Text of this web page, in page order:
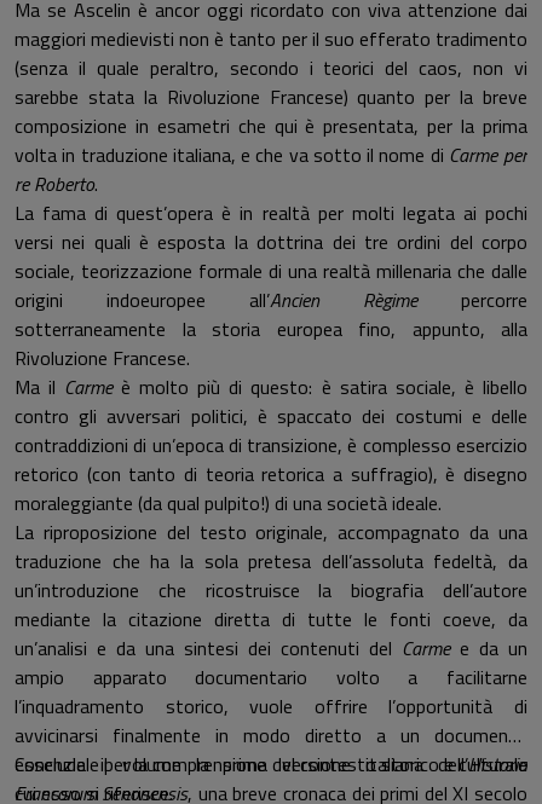
Ma se Ascelin è ancor oggi ricordato con viva attenzione dai
maggiori medievisti non è tanto per il suo efferato tradimento
(senza il quale peraltro, secondo i teorici del caos, non vi
sarebbe stata la Rivoluzione Francese) quanto per la breve
composizione in esametri che qui è presentata, per la prima
volta in traduzione italiana, e che va sotto il nome di Carme per
re Roberto.
La fama di quest’opera è in realtà per molti legata ai pochi
versi nei quali è esposta la dottrina dei tre ordini del corpo
sociale, teorizzazione formale di una realtà millenaria che dalle
origini indoeuropee all’Ancien Règime percorre
sotterraneamente la storia europea fino, appunto, alla
Rivoluzione Francese.
Ma il Carme è molto più di questo: è satira sociale, è libello
contro gli avversari politici, è spaccato dei costumi e delle
contraddizioni di un’epoca di transizione, è complesso esercizio
retorico (con tanto di teoria retorica a suffragio), è disegno
moraleggiante (da qual pulpito!) di una società ideale.
La riproposizione del testo originale, accompagnato da una
traduzione che ha la sola pretesa dell’assoluta fedeltà, da
un’introduzione che ricostruisce la biografia dell’autore
mediante la citazione diretta di tutte le fonti coeve, da
un’analisi e da una sintesi dei contenuti del Carme e da un
ampio apparato documentario volto a facilitarne
l’inquadramento storico, vuole offrire l’opportunità di
avvicinarsi finalmente in modo diretto a un documento
essenziale per la comprensione del contesto storico e culturale
cui esso si riferisce.
Conclude il volume la prima versione italiana dell’Historia
Francorum Senonensis, una breve cronaca dei primi del XI secolo